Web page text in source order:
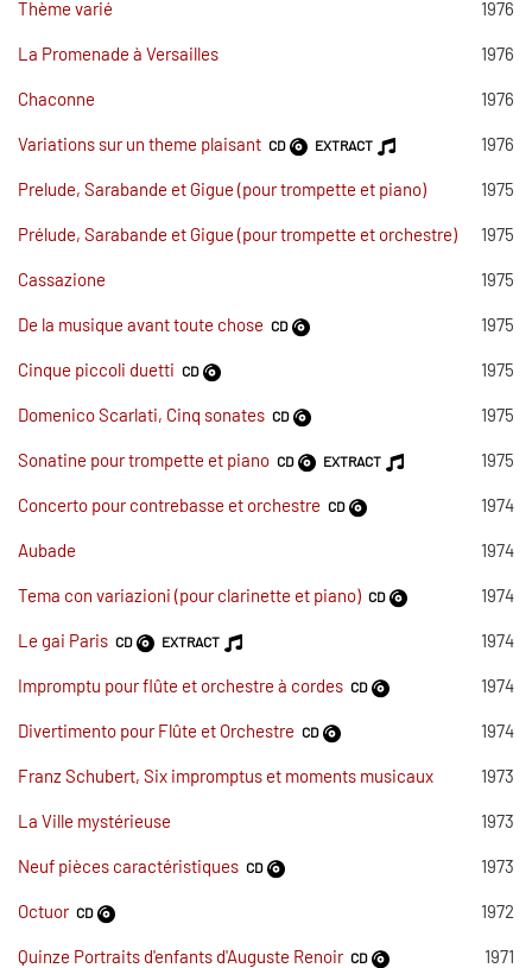
Thème varié 1976
La Promenade à Versailles 1976
Chaconne 1976
Variations sur un theme plaisant CD EXTRACT 1976
Prelude, Sarabande et Gigue (pour trompette et piano) 1975
Prélude, Sarabande et Gigue (pour trompette et orchestre) 1975
Cassazione 1975
De la musique avant toute chose CD 1975
Cinque piccoli duetti CD 1975
Domenico Scarlati, Cinq sonates CD 1975
Sonatine pour trompette et piano CD EXTRACT 1975
Concerto pour contrebasse et orchestre CD 1974
Aubade 1974
Tema con variazioni (pour clarinette et piano) CD 1974
Le gai Paris CD EXTRACT 1974
Impromptu pour flûte et orchestre à cordes CD 1974
Divertimento pour Flûte et Orchestre CD 1974
Franz Schubert, Six impromptus et moments musicaux 1973
La Ville mystérieuse 1973
Neuf pièces caractéristiques CD 1973
OctuorCD 1972
Quinze Portraits d'enfants d'Auguste RenoirCD 1971